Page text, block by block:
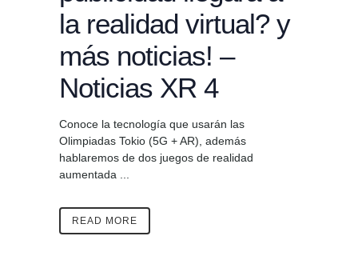
la realidad virtual? y
más noticias! –
Noticias XR 4
Conoce la tecnología que usarán las
Olimpiadas Tokio (5G + AR), además
hablaremos de dos juegos de realidad
aumentada ...
READ MORE